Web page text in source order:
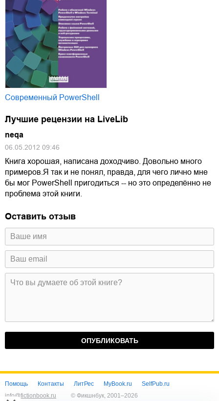
Современный PowerShell
Лучшие рецензии на LiveLib
neqa
06.05.2012 09:46
Книга хорошая, написана доходчиво. Довольно много
примеров.Я так и не понял, правда, для чего лично мне
бы мог PowerShell пригодиться -- но это определённо не
проблема этой книги.
Оставить отзыв
Помощь Контакты ЛитРес MyBook.ru
SelfPub.ru
info@fictionbook.ru
© Фикшнбук, 2001–2026